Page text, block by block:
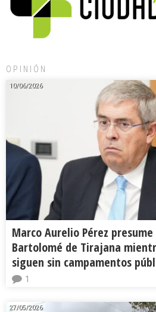
OPINIÓN
10/06/2026
Marco Aurelio Pérez
Bartolomé de Tirajana
siguen sin campamentos
1
27/05/2026